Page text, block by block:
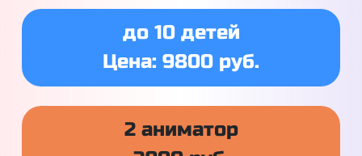
до 10 детей
Цена: 9800 руб.
2 аниматор